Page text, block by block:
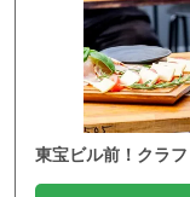
東宝ビル前！クラ